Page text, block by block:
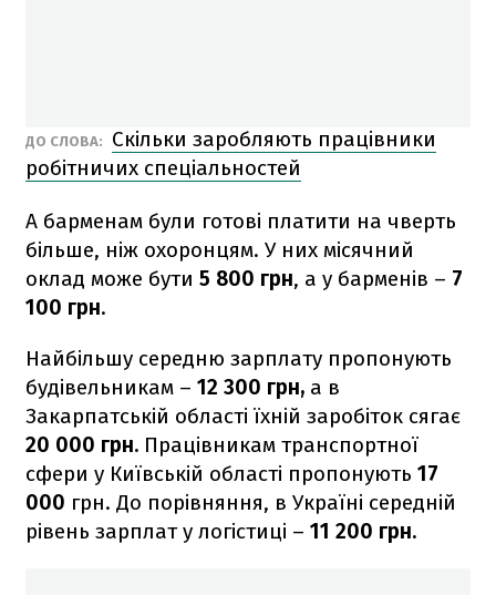
ДО СЛОВА:
Скільки заробляють працівники
робітничих спеціальностей
А барменам були готові платити на чверть
більше, ніж охоронцям. У них місячний
оклад може бути 5 800 грн, а у барменів – 7
100 грн.
Найбільшу середню зарплату пропонують
будівельникам – 12 300 грн, а в
Закарпатській області їхній заробіток сягає
20 000 грн. Працівникам транспортної
сфери у Київській області пропонують 17
000 грн. До порівняння, в Україні середній
рівень зарплат у логістиці – 11 200 грн.